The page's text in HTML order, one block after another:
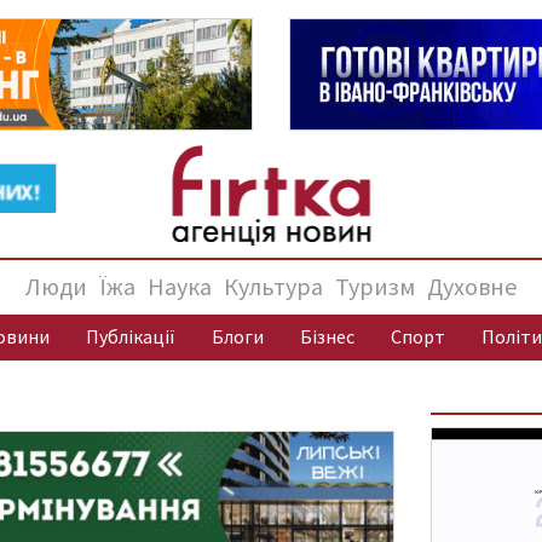
Люди Їжа Наука Культура Туризм Духовне
Публікації Блоги Бізнес Спорт